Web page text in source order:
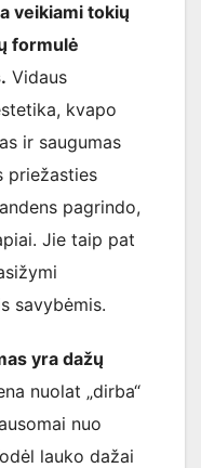
veikiami tokių
formulė
Vidaus
kvapo
ir saugumas
priežasties
pagrindo,
Jie taip pat
savybėmis.
yra dažų
nuolat „dirba“
nuo
lauko dažai